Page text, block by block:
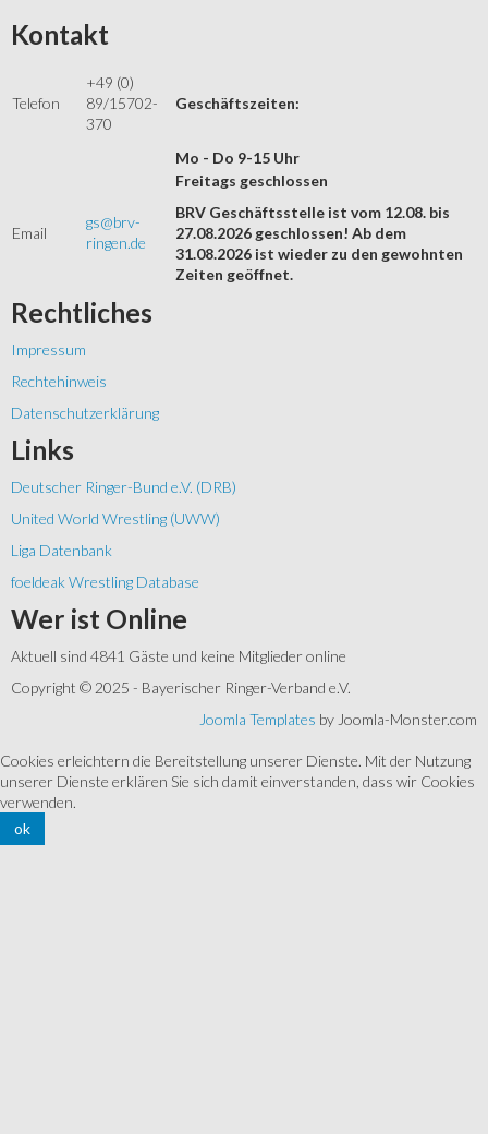
Kontakt
Telefon
+49 (0)
89/15702-
370
Geschäftszeiten:
Mo - Do 9-15 Uhr
Email
gs@brv-
ringen.de
Freitags geschlossen
BRV Geschäftsstelle ist vom 12.08. bis
27.08.2026 geschlossen! Ab dem
31.08.2026 ist wieder zu den gewohnten
Zeiten geöffnet.
Rechtliches
Impressum
Rechtehinweis
Datenschutzerklärung
Links
Deutscher Ringer-Bund e.V. (DRB)
United World Wrestling (UWW)
Liga Datenbank
foeldeak Wrestling Database
Wer ist Online
Aktuell sind 4841 Gäste und keine Mitglieder online
Copyright © 2025 - Bayerischer Ringer-Verband e.V.
Joomla Templates by Joomla-Monster.com
Cookies erleichtern die Bereitstellung unserer Dienste. Mit der Nutzung
unserer Dienste erklären Sie sich damit einverstanden, dass wir Cookies
verwenden.
ok